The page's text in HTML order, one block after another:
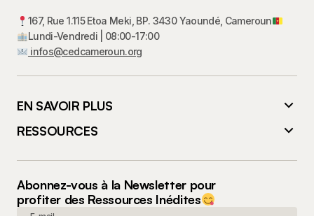
167, Rue 1.115 Etoa Meki, BP. 3430 Yaoundé, Cameroun
Lundi-Vendredi | 08:00-17:00
infos@cedcameroun.org
EN SAVOIR PLUS
RESSOURCES
Abonnez-vous à la Newsletter pour
profiter des Ressources Inédites